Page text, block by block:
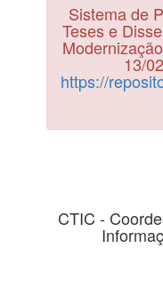
Sistema de
Teses e
13/
https://
CTIC -